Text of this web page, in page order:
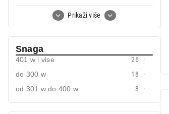
Nega tela, lepota i zdravlje
Prikaži više
Gorenje
6
Midea
1
Philips
Sencor
2
Tefal
2
Tristar
1
Snaga
401 w i vise
26
do 300 w
18
od 301 w do 400 w
8